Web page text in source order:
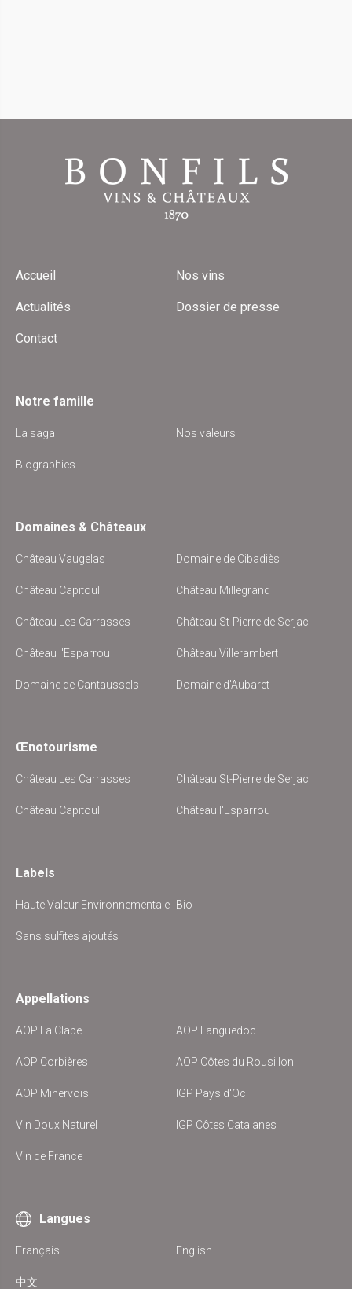
Accueil Nos vins
Actualités Dossier de presse
Contact
Notre famille
La saga Nos valeurs
Biographies
Domaines & Châteaux
Château Vaugelas Domaine de Cibadiès
Château Capitoul Château Millegrand
Château Les Carrasses Château St-Pierre de Serjac
Château l'Esparrou Château Villerambert
Domaine de Cantaussels Domaine d'Aubaret
Œnotourisme
Château Les Carrasses Château St-Pierre de Serjac
Château Capitoul Château l'Esparrou
Labels
Haute Valeur Environnementale Bio
Sans sulfites ajoutés
Appellations
AOP La Clape AOP Languedoc
AOP Corbières AOP Côtes du Rousillon
AOP Minervois IGP Pays d'Oc
Vin Doux Naturel IGP Côtes Catalanes
Vin de France
Langues
Français English
中文